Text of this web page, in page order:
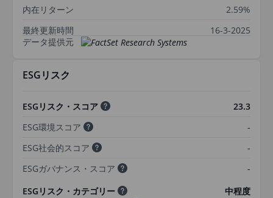
内在リターン
2.59%
最終更新時間
16-3-2025
データ提供元
ESGリスク
ESGリスク・スコア
23.3
ESG環境スコア
-
ESG社会的スコア
-
ESGガバナンス・スコア
-
ESGリスク・カテゴリー
中程度